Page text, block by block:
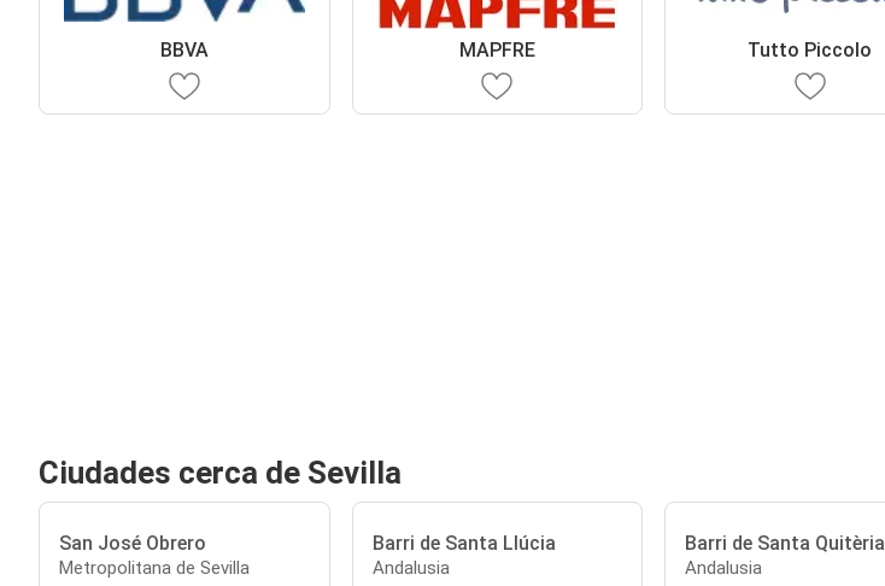
BBVA MAPFRE Tutto Piccolo
Ciudades cerca de Sevilla
San José Obrero
Metropolitana de Sevilla
Barri de Santa Llúcia
Andalusia
Barri de Santa Quitèria
Andalusia